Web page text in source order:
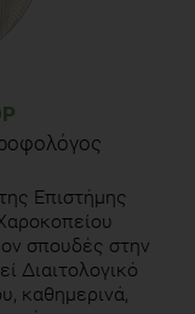
Επιστήμης
σπουδές στην
Διαιτολογικό
καθημερινά,